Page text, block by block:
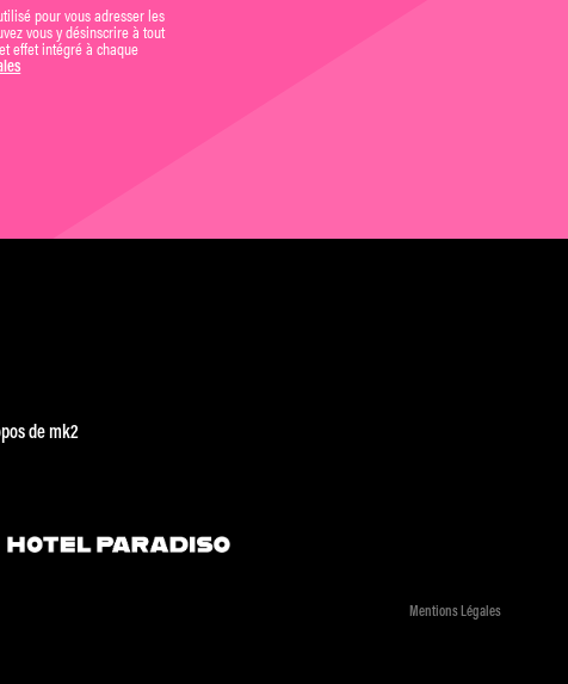
pour vous adresser les
vous y désinscrire à tout
effet intégré à chaque
de mk2
Mentions Légales